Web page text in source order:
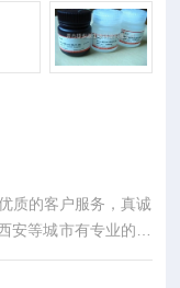
质的客户服务，真诚
安等城市有专业的实